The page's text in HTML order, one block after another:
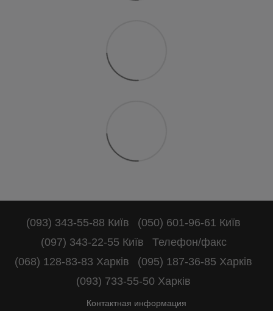
(093) 343-55-88 Київ
(050) 601-96-61 Київ
(097) 343-22-55 Київ
Телефон/факс
(068) 128-83-83 Харків
(095) 187-36-85 Харків
(093) 733-55-50 Харків
Контактная информация